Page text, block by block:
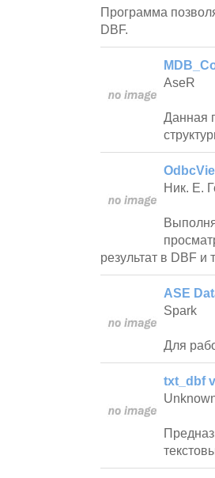
Программа
DBF.
AseR
Данная
Ник. Е.
результат в DBF и
ASE
Spark
Для
txt_dbf